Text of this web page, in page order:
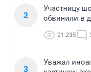
2
Участницу
обвинили в
21 235
3
Уважал